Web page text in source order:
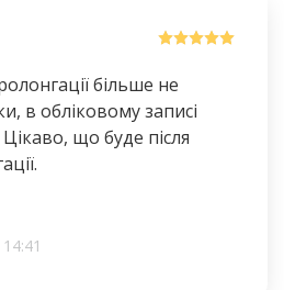
більше не
в обліковому записі
що буде після